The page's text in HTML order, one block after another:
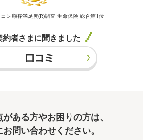
ン顧客満足度(R)調査 生命保険 総合第1位
約者さまに聞きました
ある方やお困りの方は、
問い合わせください。